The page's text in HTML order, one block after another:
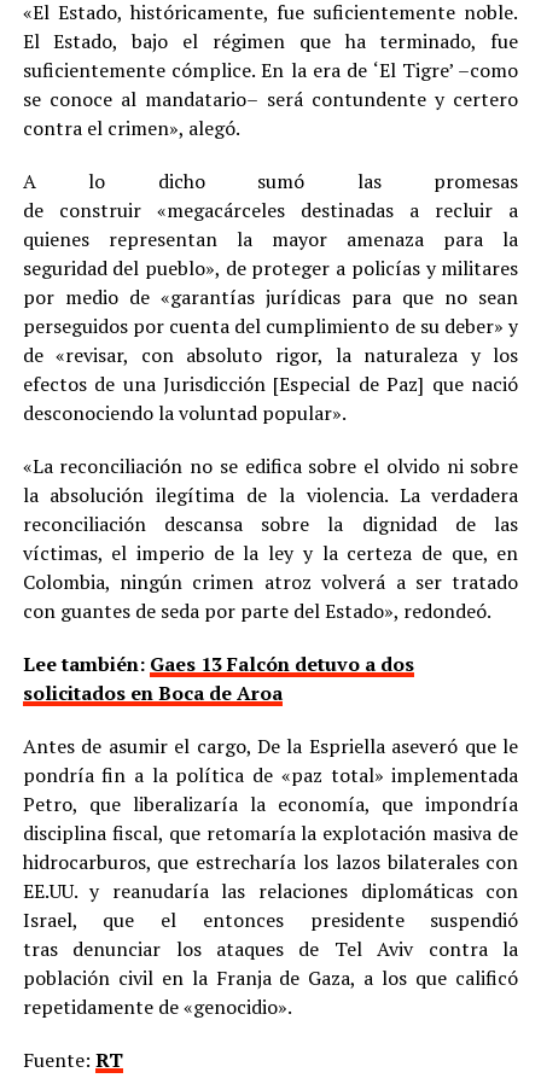
«El Estado, históricamente, fue suficientemente noble.
El Estado, bajo el régimen que ha terminado, fue
suficientemente cómplice. En la era de ‘El Tigre’ –como
se conoce al mandatario– será contundente y certero
contra el crimen», alegó.
A lo dicho sumó las promesas
de construir «megacárceles destinadas a recluir a
quienes representan la mayor amenaza para la
seguridad del pueblo», de proteger a policías y militares
por medio de «garantías jurídicas para que no sean
perseguidos por cuenta del cumplimiento de su deber» y
de «revisar, con absoluto rigor, la naturaleza y los
efectos de una Jurisdicción [Especial de Paz] que nació
desconociendo la voluntad popular».
«La reconciliación no se edifica sobre el olvido ni sobre
la absolución ilegítima de la violencia. La verdadera
reconciliación descansa sobre la dignidad de las
víctimas, el imperio de la ley y la certeza de que, en
Colombia, ningún crimen atroz volverá a ser tratado
con guantes de seda por parte del Estado», redondeó.
Lee también: Gaes 13 Falcón detuvo a dos
solicitados en Boca de Aroa
Antes de asumir el cargo, De la Espriella aseveró que le
pondría fin a la política de «paz total» implementada
Petro, que liberalizaría la economía, que impondría
disciplina fiscal, que retomaría la explotación masiva de
hidrocarburos, que estrecharía los lazos bilaterales con
EE.UU. y reanudaría las relaciones diplomáticas con
Israel, que el entonces presidente suspendió
tras denunciar los ataques de Tel Aviv contra la
población civil en la Franja de Gaza, a los que calificó
repetidamente de «genocidio».
Fuente: RT